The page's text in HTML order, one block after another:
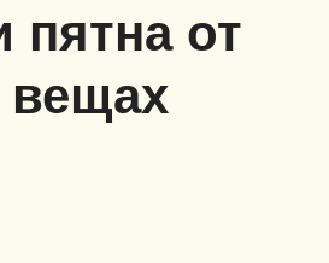
пятна от
вещах